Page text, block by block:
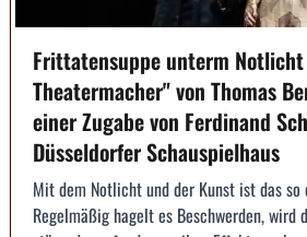
Frittatensuppe unterm
Theatermacher" von Thomas
einer Zugabe von Ferdinand
Düsseldorfer Schauspielhaus
Mit dem Notlicht und der Kunst ist das so
Regelmäßig hagelt es Beschwerden, wird